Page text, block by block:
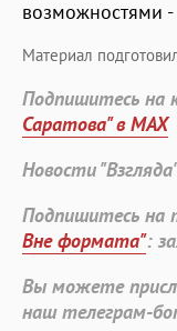
возможностями
Материал
Подпишитесь на
Саратова" в MAX
Новости
Подпишитесь на
Вне формата":
Вы можете
наш телеграм-